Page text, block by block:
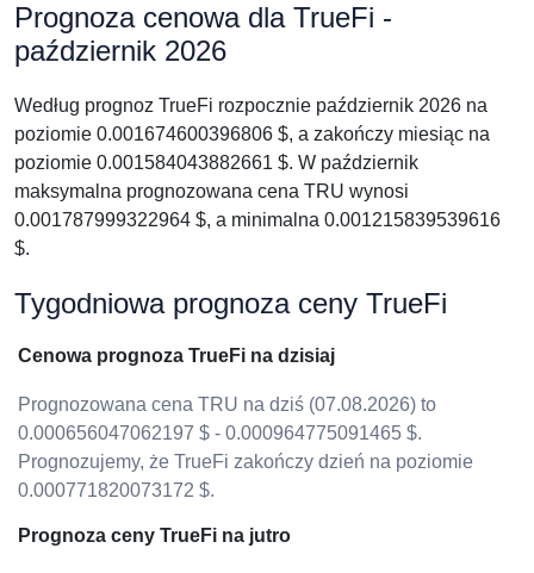
Prognoza cenowa dla TrueFi -
październik 2026
Według prognoz TrueFi rozpocznie październik 2026 na
poziomie 0.001674600396806 $, a zakończy miesiąc na
poziomie 0.001584043882661 $. W październik
maksymalna prognozowana cena TRU wynosi
0.001787999322964 $, a minimalna 0.001215839539616
$.
Tygodniowa prognoza ceny TrueFi
Cenowa prognoza TrueFi na dzisiaj
Prognozowana cena TRU na dziś (07.08.2026) to
0.000656047062197 $ - 0.000964775091465 $.
Prognozujemy, że TrueFi zakończy dzień na poziomie
0.000771820073172 $.
Prognoza ceny TrueFi na jutro